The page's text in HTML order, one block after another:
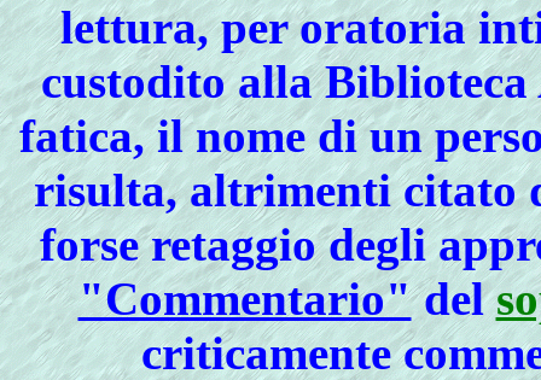
lettura, per oratoria
custodito alla Biblioteca
fatica, il nome di un
risulta, altrimenti citato
forse retaggio degli
"Commentario"del
criticamente